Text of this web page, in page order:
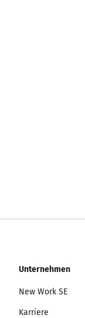
Unternehmen
New Work SE
Karriere